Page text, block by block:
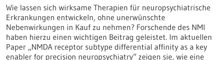
Wie lassen sich wirksame Therapien für neuropsychiatrische
Erkrankungen entwickeln, ohne unerwünschte
Nebenwirkungen in Kauf zu nehmen? Forschende des NMI
haben hierzu einen wichtigen Beitrag geleistet. Im aktuellen
Paper „NMDA receptor subtype differential affinity as a key
enabler for precision neuropsychiatry“ zeigen sie, wie eine